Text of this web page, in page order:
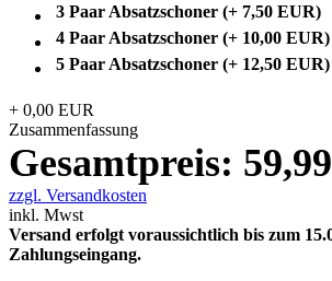
3 Paar Absatzschoner (+ 7,50 EUR)
4 Paar Absatzschoner (+ 10,00 EUR)
5 Paar Absatzschoner (+ 12,50 EUR)
+ 0,00 EUR
Zusammenfassung
Gesamtpreis: 59,99
zzgl. Versandkosten
inkl. Mwst
Versand erfolgt voraussichtlich bis zum
Zahlungseingang.